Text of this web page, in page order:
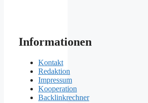
Informationen
Kontakt
Redaktion
Impressum
Kooperation
Backlinkrechner